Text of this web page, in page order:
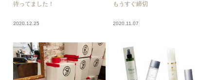
待ってました！
2020.12.25
もうすぐ締切
2020.11.07